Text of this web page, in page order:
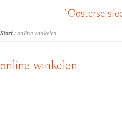
"Oosterse
Start/ online winkelen
online winkelen